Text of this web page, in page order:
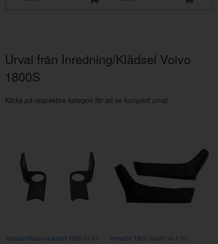
Urval från Inredning/Klädsel Volvo
1800S
Klicka på respektive kategori för att se komplett urval.
Adapter/fäste nackstöd 1800 64-67 Armstöd 1800 svarta Vä & Hö